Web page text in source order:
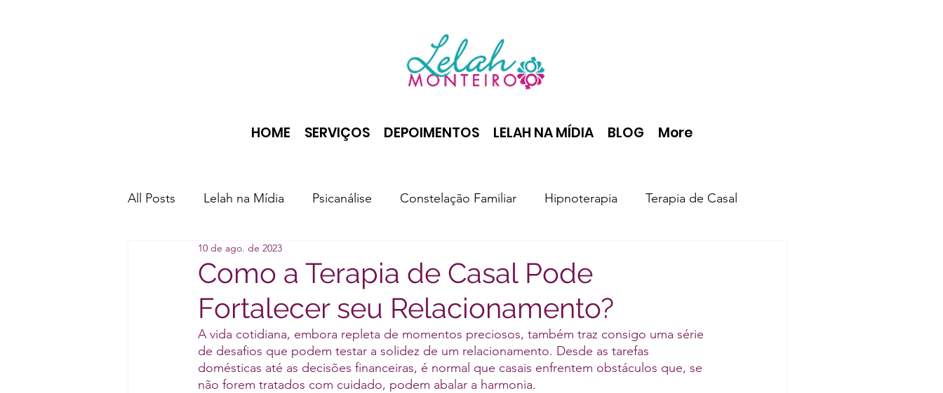
HOME SERVIÇOS DEPOIMENTOS LELAH NA MÍDIA BLOG More
All Posts Lelah na Mídia Psicanálise Constelação Familiar Hipnoterapia Terapia de Casal
Como a Terapia de Casal Pode
Fortalecer seu Relacionamento?
10 de ago. de 2023
A vida cotidiana, embora repleta de momentos preciosos, também traz consigo uma série
de desafios que podem testar a solidez de um relacionamento. Desde as tarefas
domésticas até as decisões financeiras, é normal que casais enfrentem obstáculos que, se
não forem tratados com cuidado, podem abalar a harmonia.